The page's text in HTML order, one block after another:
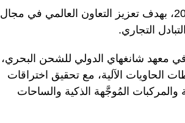
يُعقد المعرض سنويًا في تيانجين منذ عام 2023، بهدف تعزيز التعاون العالمي في مجال
التجاري.
معهد شانغهاي الدولي للشحن البحري،
الحاويات الآلية، مع تحقيق اختراقات
المُوجَّهة الذكية والساحات